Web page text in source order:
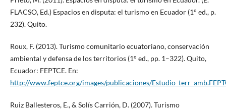
FLACSO, Ed.) Espacios en disputa: el turismo en Ecuador (1° ed., p.
232). Quito.
Roux, F. (2013). Turismo comunitario ecuatoriano, conservación
ambiental y defensa de los territorios (1° ed., pp. 1–322). Quito,
Ecuador: FEPTCE. En:
http://www.feptce.org/images/publicaciones/
Ruiz Ballesteros, E., & Solís Carrión, D. (2007). Turismo